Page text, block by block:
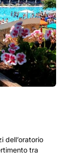
dell’oratorio
tra